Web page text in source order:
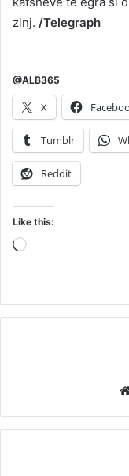
zinj. /Telegraph
@ALB365
X
Tumblr
Reddit
Like this:
Loading…